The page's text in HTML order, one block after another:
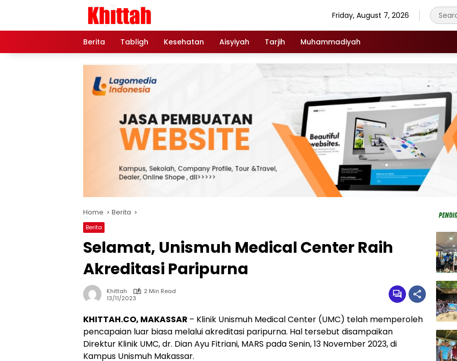
Friday, August 7, 2026
Berita Tabligh Kesehatan Aisyiyah Tarjih Muhammadiyah
Home Berita
Berita
Selamat, Unismuh Medical Center Raih
Akreditasi Paripurna
Khittah
2 Min Read
13/11/2023
KHITTAH.CO, MAKASSAR – Klinik Unismuh Medical Center (UMC) telah memperoleh
pencapaian luar biasa melalui akreditasi paripurna. Hal tersebut disampaikan
Direktur Klinik UMC, dr. Dian Ayu Fitriani, MARS pada Senin, 13 November 2023, di
Kampus Unismuh Makassar.